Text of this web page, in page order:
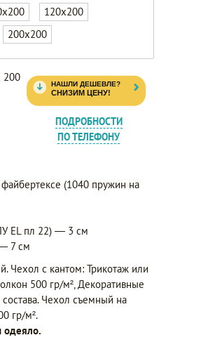
120x200
200x200
ПОДРОБНОСТИ
ПО ТЕЛЕФОНУ
200
(1040 пружин на
EL пл 22) — 3 см
7 см
Чехол с кантом: Трикотаж или
500 гр/м², Декоративные
Чехол съемный на
гр/м².
одеяло.